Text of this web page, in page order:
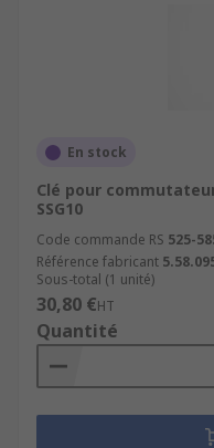
En stock
Clé pour
SSG10
Code commande RS 525-
Référence fabricant
Sous-total (1 unité)
30,80 €HT
Quantité